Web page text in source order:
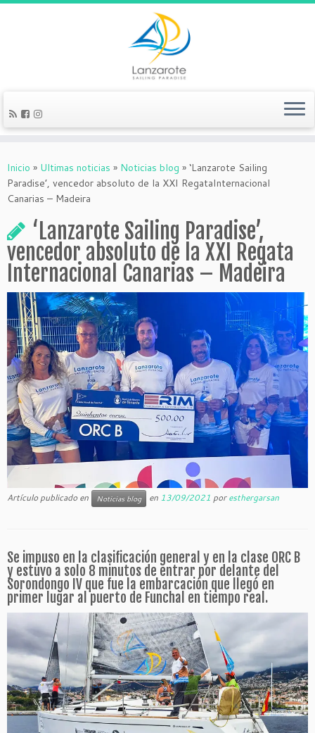
Inicio » Ultimas noticias » Noticias blog » ‘Lanzarote Sailing
Paradise’, vencedor absoluto de la XXI RegataInternacional
Canarias – Madeira
‘Lanzarote Sailing Paradise’,
vencedor absoluto de la XXI Regata
Internacional Canarias – Madeira
Artículo publicado en Noticias blog en 13/09/2021 poresthergarsan
Se impuso en la clasificación general y en la clase ORC B
y estuvo a solo 8 minutos de entrar por delante del
Sorondongo IV que fue la embarcación que llegó en
primer lugar al puerto de Funchal en tiempo real.